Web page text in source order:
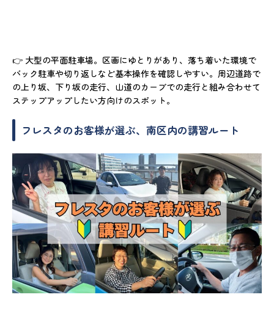
👉 大型の平面駐車場。区画にゆとりがあり、落ち着いた環境で
バック駐車や切り返しなど基本操作を確認しやすい。周辺道路で
の上り坂、下り坂の走行、山道のカーブでの走行と組み合わせて
ステップアップしたい方向けのスポット。
フレスタのお客様が選ぶ、南区内の講習ルート